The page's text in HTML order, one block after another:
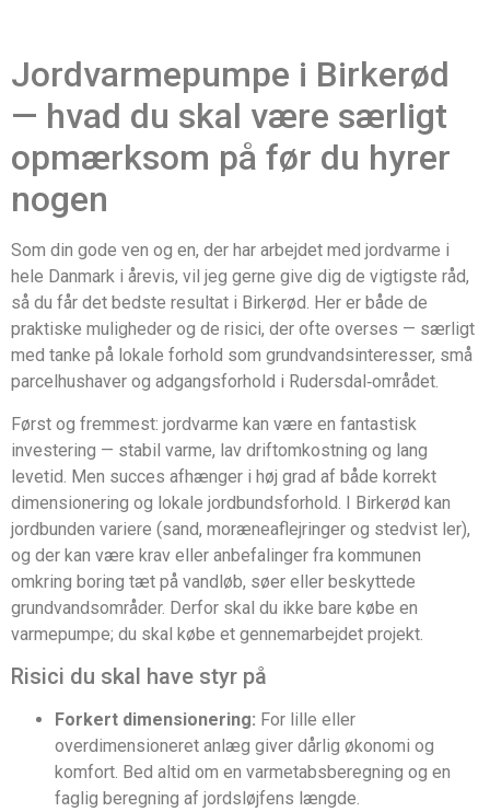
Jordvarmepumpe i Birkerød
— hvad du skal være særligt
opmærksom på før du hyrer
nogen
Som din gode ven og en, der har arbejdet med jordvarme i
hele Danmark i årevis, vil jeg gerne give dig de vigtigste råd,
så du får det bedste resultat i Birkerød. Her er både de
praktiske muligheder og de risici, der ofte overses — særligt
med tanke på lokale forhold som grundvandsinteresser, små
parcelhushaver og adgangsforhold i Rudersdal‑området.
Først og fremmest: jordvarme kan være en fantastisk
investering — stabil varme, lav driftomkostning og lang
levetid. Men succes afhænger i høj grad af både korrekt
dimensionering og lokale jordbundsforhold. I Birkerød kan
jordbunden variere (sand, moræneaflejringer og stedvist ler),
og der kan være krav eller anbefalinger fra kommunen
omkring boring tæt på vandløb, søer eller beskyttede
grundvandsområder. Derfor skal du ikke bare købe en
varmepumpe; du skal købe et gennemarbejdet projekt.
Risici du skal have styr på
Forkert dimensionering: For lille eller
overdimensioneret anlæg giver dårlig økonomi og
komfort. Bed altid om en varmetabsberegning og en
faglig beregning af jordsløjfens længde.